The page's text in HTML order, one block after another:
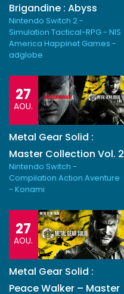
Brigandine : Abyss
Nintendo Switch 2 -
Simulation Tactical-RPG - NIS
America Happinet Games -
adglobe
27
AOU.
Metal Gear Solid :
Master Collection Vol. 2
Nintendo Switch -
Compilation Action Aventure
- Konami
27
AOU.
Metal Gear Solid :
Peace Walker – Master